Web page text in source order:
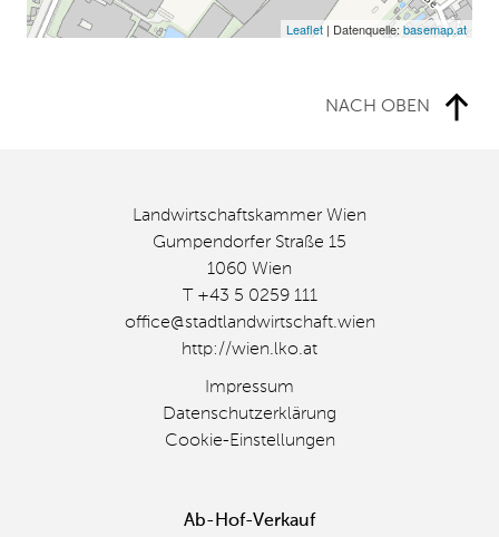
Leaflet | Datenquelle: basemap.at
NACH OBEN
Landwirtschaftskammer Wien
Gumpendorfer Straße 15
1060 Wien
T +43 5 0259 111
office@stadtlandwirtschaft.wien
http://wien.lko.at
Impressum
Datenschutzerklärung
Cookie-Einstellungen
FußbereichsmenüAb-Hof-Verkauf